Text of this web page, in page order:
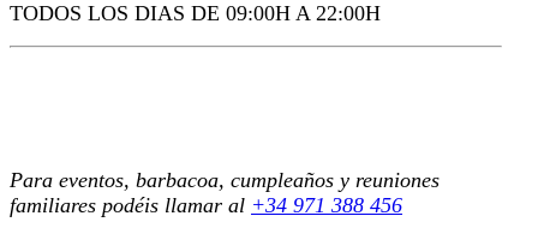
TODOS LOS DIAS DE 09:00H A 22:00H
Para eventos, barbacoa, cumpleaños y reuniones
familiares podéis llamar al +34 971 388 456